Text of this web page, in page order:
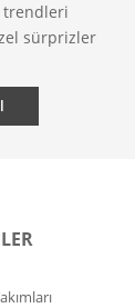
trendleri
sürprizler